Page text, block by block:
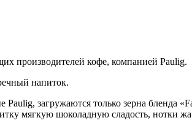
производителей кофе, компанией Paulig.
напиток.
загружаются только зерна бленда
мягкую шоколадную сладость, нотки